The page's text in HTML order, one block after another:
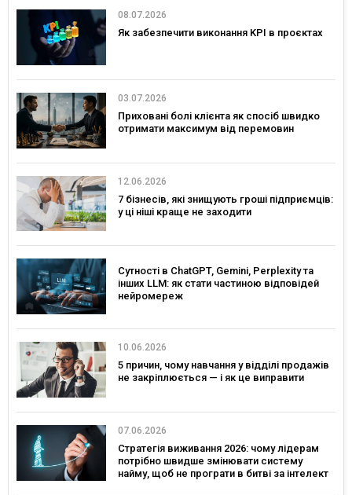
08.07.2026
Як забезпечити виконання KPI в проєктах
03.07.2026
Приховані болі клієнта як спосіб швидко
отримати максимум від перемовин
12.06.2026
7 бізнесів, які знищують гроші підприємців:
у ці ніші краще не заходити
Сутності в ChatGPT, Gemini, Perplexity та
інших LLM: як стати частиною відповідей
нейромереж
10.06.2026
5 причин, чому навчання у відділі продажів
не закріплюється — і як це виправити
07.06.2026
Стратегія виживання 2026: чому лідерам
потрібно швидше змінювати систему
найму, щоб не програти в битві за інтелект